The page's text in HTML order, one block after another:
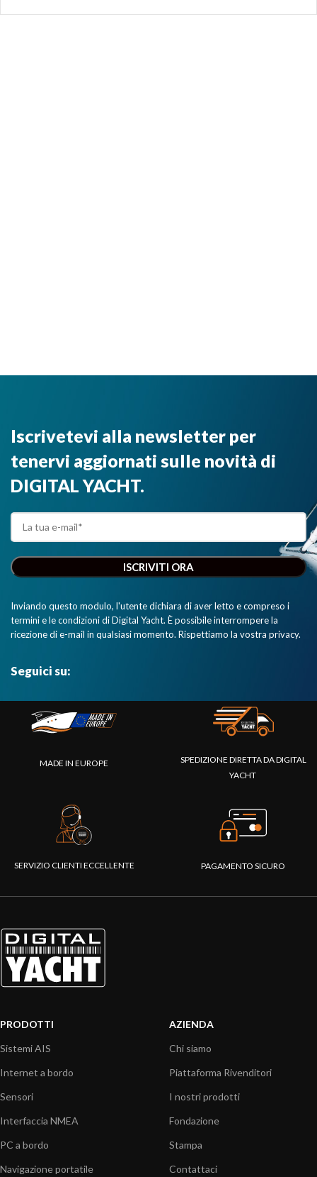
Iscrivetevi alla newsletter per
tenervi aggiornati sulle novità di
DIGITAL YACHT.
Inviando questo modulo, l'utente dichiara di aver letto e compreso i
termini e le condizioni di Digital Yacht. È possibile interrompere la
ricezione di e-mail in qualsiasi momento. Rispettiamo la vostra privacy.
Seguici su:
MADE IN EUROPE
SPEDIZIONE DIRETTA DA DIGITAL
YACHT
SERVIZIO CLIENTI ECCELLENTE PAGAMENTO SICURO
PRODOTTI
Sistemi AIS
Internet a bordo
Sensori
Interfaccia NMEA
PC a bordo
Navigazione portatile
AZIENDA
Chi siamo
Piattaforma Rivenditori
I nostri prodotti
Fondazione
Stampa
Contattaci